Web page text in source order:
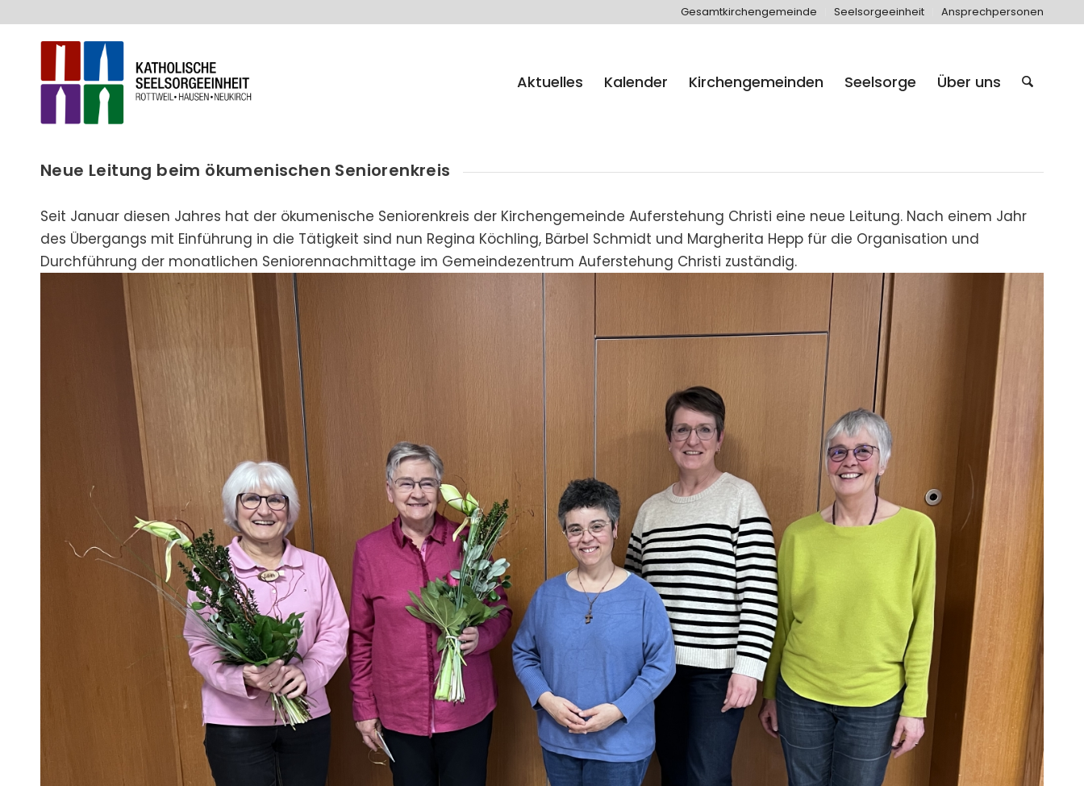
Gesamtkirchengemeinde Seelsorgeeinheit Ansprechpersonen
Aktuelles Kalender Kirchengemeinden Seelsorge Über uns
Neue Leitung beim ökumenischen Seniorenkreis
Seit Januar diesen Jahres hat der ökumenische Seniorenkreis der Kirchengemeinde Auferstehung Christi eine neue Leitung. Nach einem Jahr
des Übergangs mit Einführung in die Tätigkeit sind nun Regina Köchling, Bärbel Schmidt und Margherita Hepp für die Organisation und
Durchführung der monatlichen Seniorennachmittage im Gemeindezentrum Auferstehung Christi zuständig.